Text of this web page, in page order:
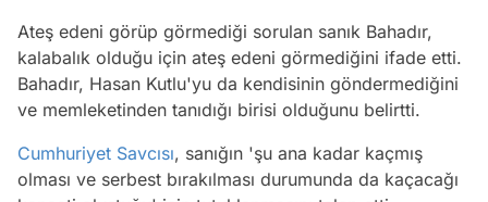
Ateş edeni görüp görmediği sorulan sanık Bahadır,
kalabalık olduğu için ateş edeni görmediğini ifade etti.
Bahadır, Hasan Kutlu'yu da kendisinin göndermediğini
ve memleketinden tanıdığı birisi olduğunu belirtti.
Cumhuriyet Savcısı, sanığın 'şu ana kadar kaçmış
olması ve serbest bırakılması durumunda da kaçacağı